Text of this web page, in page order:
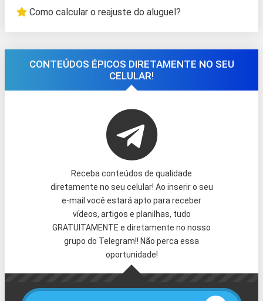
Como calcular o reajuste do aluguel?
CONTEÚDOS ÉPICOS DIRETAMENTE NO SEU
CELULAR!
Receba conteúdos de qualidade
diretamente no seu celular! Ao inserir o seu
e-mail você estará apto para receber
vídeos, artigos e planilhas, tudo
GRATUITAMENTE e diretamente no nosso
grupo do Telegram!! Não perca essa
oportunidade!